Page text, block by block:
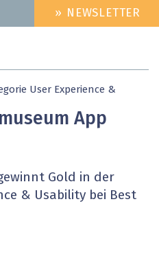
HEADER
MENU
» NEWSLETTER
User Experience &
App
Gold in der
& Usability bei Best